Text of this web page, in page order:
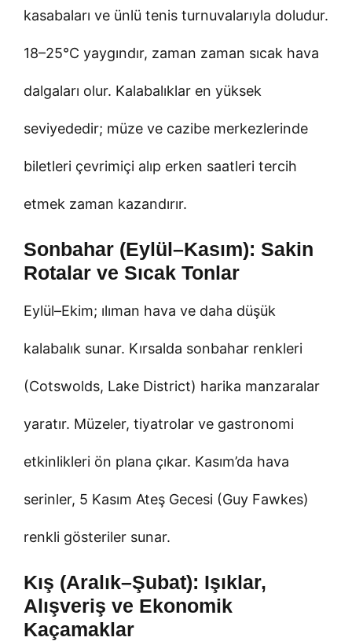
kasabaları ve ünlü tenis turnuvalarıyla doludur.
18–25°C yaygındır, zaman zaman sıcak hava
dalgaları olur. Kalabalıklar en yüksek
seviyededir; müze ve cazibe merkezlerinde
biletleri çevrimiçi alıp erken saatleri tercih
etmek zaman kazandırır.
Sonbahar (Eylül–Kasım): Sakin
Rotalar ve Sıcak Tonlar
Eylül–Ekim; ılıman hava ve daha düşük
kalabalık sunar. Kırsalda sonbahar renkleri
(Cotswolds, Lake District) harika manzaralar
yaratır. Müzeler, tiyatrolar ve gastronomi
etkinlikleri ön plana çıkar. Kasım’da hava
serinler, 5 Kasım Ateş Gecesi (Guy Fawkes)
renkli gösteriler sunar.
Kış (Aralık–Şubat): Işıklar,
Alışveriş ve Ekonomik
Kaçamaklar